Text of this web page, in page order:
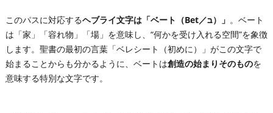
このパスに対応する ヘブライ文字は「ベート（Bet／ב）」 。ベート
は「家」「容れ物」「場」を意味し、“何かを受け入れる空間”を象徴
します。聖書の最初の言葉「ベレシート（初めに）」がこの文字で
始まることからも分かるように、ベートは創造の始まりそのものを
意味する特別な文字です。